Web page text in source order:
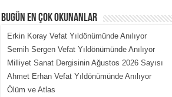
MEHMET ÇOBAN
İçerdeki Put Dışardaki Maskeler...
BUGÜN EN ÇOK OKUNANLAR
Erkin Koray Vefat Yıldönümünde Anılıyor
Semih Sergen Vefat Yıldönümünde Anılıyor
Milliyet Sanat Dergisinin Ağustos 2026 Sayısı
Ahmet Erhan Vefat Yıldönümünde Anılıyor
Ölüm ve Atlas